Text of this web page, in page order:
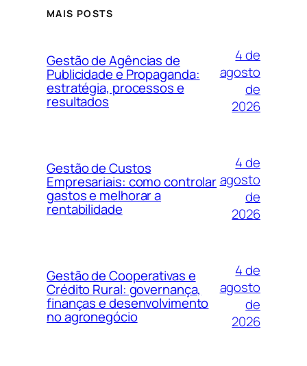
MAIS POSTS
Gestão de Agências de
Publicidade e Propaganda:
estratégia, processos e
resultados
4 de
agosto
de
2026
Gestão de Custos
Empresariais: como controlar
gastos e melhorar a
rentabilidade
4 de
agosto
de
2026
Gestão de Cooperativas e
Crédito Rural: governança,
finanças e desenvolvimento
no agronegócio
4 de
agosto
de
2026